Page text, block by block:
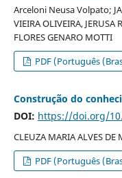
Arceloni Neusa Volpato;
VIEIRA OLIVEIRA, JERUSA
FLORES GENARO MOTTI
PDF (Português
Construção do
DOI: https://doi.org/
CLEUZA MARIA ALVES DE
PDF (Português